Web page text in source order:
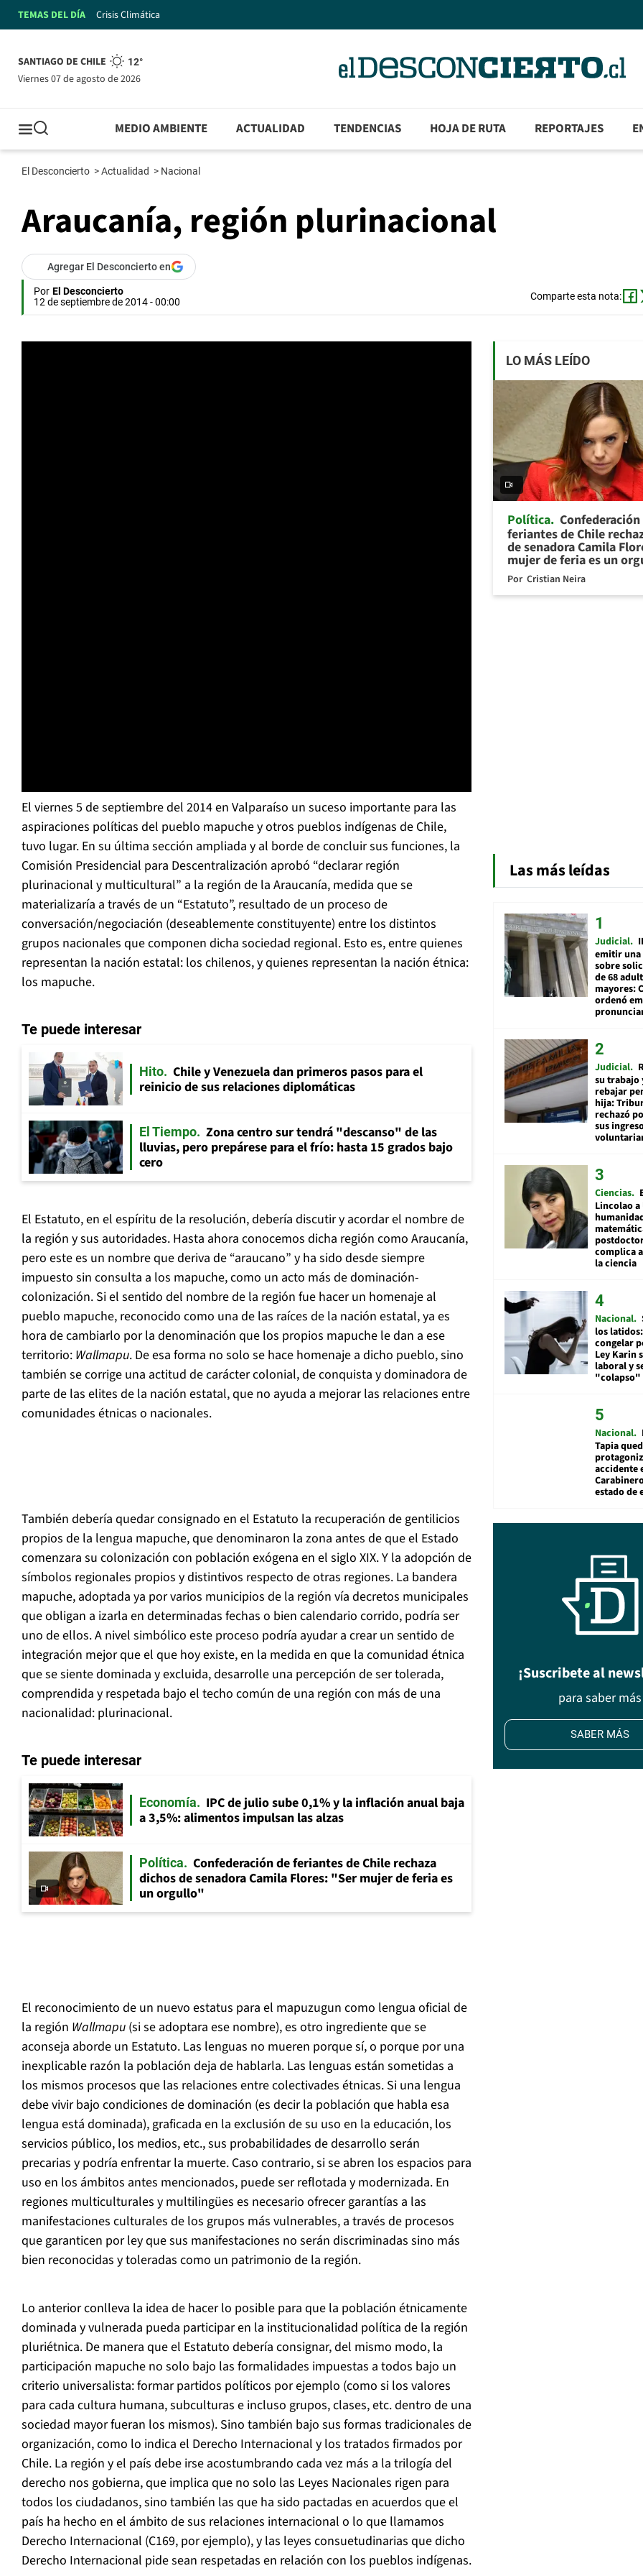
TEMAS DEL DÍA Crisis Climática
SANTIAGO DE CHILE 12°
viernes 07 de agosto de 2026
MEDIO AMBIENTE ACTUALIDAD TENDENCIAS HOJA DE RUTA REPORTAJES
El Desconcierto >Actualidad > Nacional
Araucanía, región plurinacional
Agregar El Desconcierto en
Por El Desconcierto
12 de septiembre de 2014 - 00:00
Comparte esta nota:
El viernes 5 de septiembre del 2014 en Valparaíso un suceso importante para las
aspiraciones políticas del pueblo mapuche y otros pueblos indígenas de Chile,
tuvo lugar. En su última sección ampliada y al borde de concluir sus funciones, la
Comisión Presidencial para Descentralización aprobó “declarar región
plurinacional y multicultural” a la región de la Araucanía, medida que se
materializaría a través de un “Estatuto”, resultado de un proceso de
conversación/negociación (deseablemente constituyente) entre los distintos
grupos nacionales que componen dicha sociedad regional. Esto es, entre quienes
representan la nación estatal: los chilenos, y quienes representan la nación étnica:
los mapuche.
Te puede interesar
Hito
Chile y Venezuela dan primeros pasos para el
reinicio de sus relaciones diplomáticas
El Tiempo
Zona centro sur tendrá "descanso" de las
lluvias, pero prepárese para el frío: hasta 15 grados bajo
cero
El Estatuto, en el espíritu de la resolución, debería discutir y acordar el nombre de
la región y sus autoridades. Hasta ahora conocemos dicha región como Araucanía,
pero este es un nombre que deriva de “araucano” y ha sido desde siempre
impuesto sin consulta a los mapuche, como un acto más de dominación-
colonización. Si el sentido del nombre de la región fue hacer un homenaje al
pueblo mapuche, reconocido como una de las raíces de la nación estatal, ya es
hora de cambiarlo por la denominación que los propios mapuche le dan a ese
territorio: Wallmapu. De esa forma no solo se hace homenaje a dicho pueblo, sino
también se corrige una actitud de carácter colonial, de conquista y dominadora de
parte de las elites de la nación estatal, que no ayuda a mejorar las relaciones entre
comunidades étnicas o nacionales.
También debería quedar consignado en el Estatuto la recuperación de gentilicios
propios de la lengua mapuche, que denominaron la zona antes de que el Estado
comenzara su colonización con población exógena en el siglo XIX. Y la adopción de
símbolos regionales propios y distintivos respecto de otras regiones. La bandera
mapuche, adoptada ya por varios municipios de la región vía decretos municipales
que obligan a izarla en determinadas fechas o bien calendario corrido, podría ser
uno de ellos. A nivel simbólico este proceso podría ayudar a crear un sentido de
integración mejor que el que hoy existe, en la medida en que la comunidad étnica
que se siente dominada y excluida, desarrolle una percepción de ser tolerada,
comprendida y respetada bajo el techo común de una región con más de una
nacionalidad: plurinacional.
Te puede interesar
Economía
IPC de julio sube 0,1% y la inflación anual baja
a 3,5%: alimentos impulsan las alzas
Política
Confederación de feriantes de Chile rechaza
dichos de senadora Camila Flores: "Ser mujer de feria es
un orgullo"
El reconocimiento de un nuevo estatus para el mapuzugun como lengua oficial de
la región Wallmapu (si se adoptara ese nombre), es otro ingrediente que se
aconseja aborde un Estatuto. Las lenguas no mueren porque sí, o porque por una
inexplicable razón la población deja de hablarla. Las lenguas están sometidas a
los mismos procesos que las relaciones entre colectivades étnicas. Si una lengua
debe vivir bajo condiciones de dominación (es decir la población que habla esa
lengua está dominada), graficada en la exclusión de su uso en la educación, los
servicios público, los medios, etc., sus probabilidades de desarrollo serán
precarias y podría enfrentar la muerte. Caso contrario, si se abren los espacios para
uso en los ámbitos antes mencionados, puede ser reflotada y modernizada. En
regiones multiculturales y multilingües es necesario ofrecer garantías a las
manifestaciones culturales de los grupos más vulnerables, a través de procesos
que garanticen por ley que sus manifestaciones no serán discriminadas sino más
bien reconocidas y toleradas como un patrimonio de la región.
Lo anterior conlleva la idea de hacer lo posible para que la población étnicamente
dominada y vulnerada pueda participar en la institucionalidad política de la región
pluriétnica. De manera que el Estatuto debería consignar, del mismo modo, la
participación mapuche no solo bajo las formalidades impuestas a todos bajo un
criterio universalista: formar partidos políticos por ejemplo (como si los valores
para cada cultura humana, subculturas e incluso grupos, clases, etc. dentro de una
sociedad mayor fueran los mismos). Sino también bajo sus formas tradicionales de
organización, como lo indica el Derecho Internacional y los tratados firmados por
Chile. La región y el país debe irse acostumbrando cada vez más a la trilogía del
derecho nos gobierna, que implica que no solo las Leyes Nacionales rigen para
todos los ciudadanos, sino también las que ha sido pactadas en acuerdos que el
país ha hecho en el ámbito de sus relaciones internacional o lo que llamamos
Derecho Internacional (C169, por ejemplo), y las leyes consuetudinarias que dicho
Derecho Internacional pide sean respetadas en relación con los pueblos indígenas.
LO MÁS LEÍDO
Política Confederación
feriantes de Chile
de senadora Camila
mujer de feria es un
Por Cristian Neira
Las más leídas
Judicial
emitir
sobre
de 68
mayores:
ordenó
Judicial
su trabajo
rebajar
hija:
rechazó
sus
Ciencias
Lincolao a
complica
la ciencia
Nacional
los
congelar
Ley Karin
laboral y
"colapso"
Nacional
Tapia
accidente
estado de
¡Suscribete al
para saber más
SABER MÁS